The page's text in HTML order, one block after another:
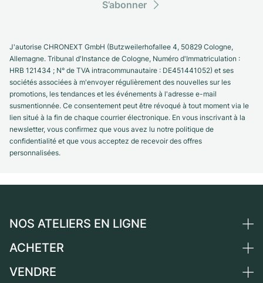
S’abonner
J'autorise CHRONEXT GmbH (Butzweilerhofallee 4, 50829 Cologne,
Allemagne. Tribunal d'Instance de Cologne, Numéro d'Immatriculation :
HRB 121434 ; N° de TVA intracommunautaire : DE451441052) et ses
sociétés associées à m'envoyer régulièrement des nouvelles sur les
promotions, les tendances et les événements à l'adresse e-mail
susmentionnée. Ce consentement peut être révoqué à tout moment via le
lien situé à la fin de chaque courrier électronique. En vous inscrivant à la
newsletter, vous confirmez que vous avez lu notre politique de
confidentialité et que vous acceptez de recevoir des offres
personnalisées.
NOS ATELIERS EN LIGNE
Allemagne
ACHETER
Toutes les montres de luxe
VENDRE